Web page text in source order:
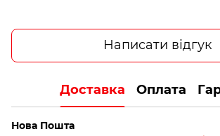
Написати відгук
Доставка Оплата
Нова Пошта